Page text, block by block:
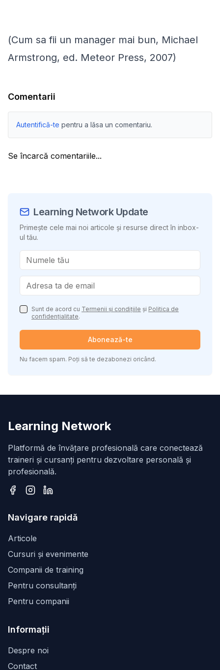
(Cum sa fii un manager mai bun, Michael
Armstrong, ed. Meteor Press, 2007)
Comentarii
Autentifică-te pentru a lăsa un comentariu.
Se încarcă comentariile...
Learning Network Update
Primește cele mai noi articole și resurse direct în inbox-
ul tău.
Sunt de acord cu Termenii și condițiile și Politica de
confidențialitate.
Abonează-te
Nu facem spam. Poți să te dezabonezi oricând.
Learning Network
Platformă de învățare profesională care conectează
traineri și cursanți pentru dezvoltare personală și
profesională.
Navigare rapidă
Articole
Cursuri și evenimente
Companii de training
Pentru consultanți
Pentru companii
Informații
Despre noi
Contact